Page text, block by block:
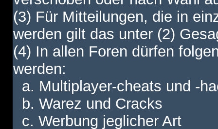
(3) Für Mitteilungen, die in
werden gilt das unter (2)
(4) In allen Foren dürfen
werden:
a. Multiplayer-cheats und -
b. Warez und Cracks
c. Werbung jeglicher Art